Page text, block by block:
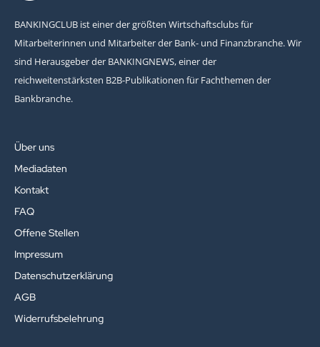
BANKINGCLUB ist einer der größten Wirtschaftsclubs für
Mitarbeiterinnen und Mitarbeiter der Bank- und Finanzbranche. Wir
sind Herausgeber der BANKINGNEWS, einer der
reichweitenstärksten B2B-Publikationen für Fachthemen der
Bankbranche.
Über uns
Mediadaten
Kontakt
FAQ
Offene Stellen
Impressum
Datenschutzerklärung
AGB
Widerrufsbelehrung